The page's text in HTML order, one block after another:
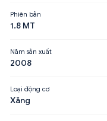
Phiên bản
1.8 MT
Năm sản xuất
2008
Loại động cơ
Xăng